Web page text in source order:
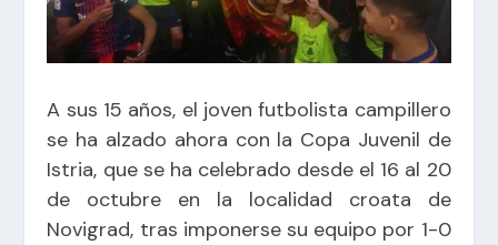
A sus 15 años, el joven futbolista campillero
se ha alzado ahora con la Copa Juvenil de
Istria, que se ha celebrado desde el 16 al 20
de octubre en la localidad croata de
Novigrad, tras imponerse su equipo por 1-0